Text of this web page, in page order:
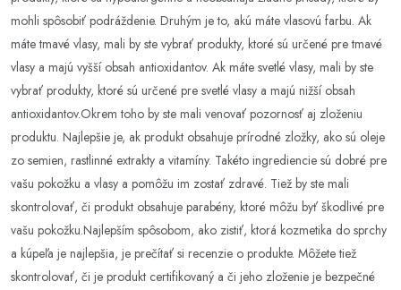
mohli spôsobiť podráždenie. Druhým je to, akú máte vlasovú farbu. Ak
máte tmavé vlasy, mali by ste vybrať produkty, ktoré sú určené pre tmavé
vlasy a majú vyšší obsah antioxidantov. Ak máte svetlé vlasy, mali by ste
vybrať produkty, ktoré sú určené pre svetlé vlasy a majú nižší obsah
antioxidantov.Okrem toho by ste mali venovať pozornosť aj zloženiu
produktu. Najlepšie je, ak produkt obsahuje prírodné zložky, ako sú oleje
zo semien, rastlinné extrakty a vitamíny. Takéto ingrediencie sú dobré pre
vašu pokožku a vlasy a pomôžu im zostať zdravé. Tiež by ste mali
skontrolovať, či produkt obsahuje parabény, ktoré môžu byť škodlivé pre
vašu pokožku.Najlepším spôsobom, ako zistiť, ktorá kozmetika do sprchy
a kúpeľa je najlepšia, je prečítať si recenzie o produkte. Môžete tiež
skontrolovať, či je produkt certifikovaný a či jeho zloženie je bezpečné